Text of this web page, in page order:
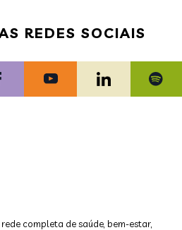
REDES SOCIAIS
completa de saúde, bem-estar,